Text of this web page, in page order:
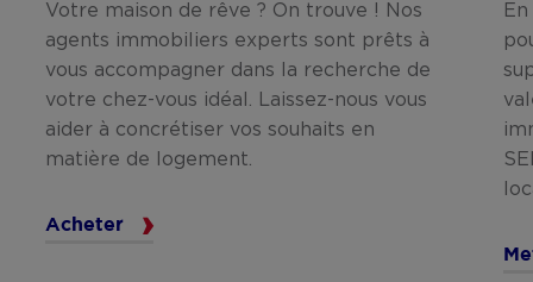
Votre maison de rêve ? On trouve ! Nos
agents immobiliers experts sont prêts à
vous accompagner dans la recherche de
votre chez-vous idéal. Laissez-nous vous
aider à concrétiser vos souhaits en
matière de logement.
Acheter